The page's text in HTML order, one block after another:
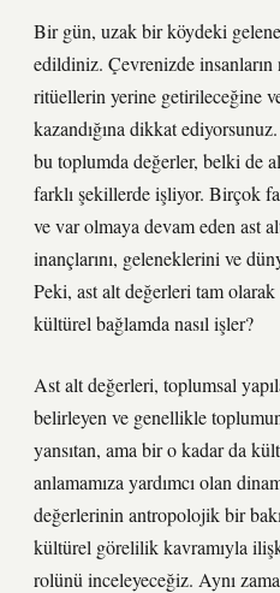
Bir gün, uzak bir köydeki
edildiniz. Çevrenizde insanların
ritüellerin yerine getirileceğine
kazandığına dikkat
bu toplumda değerler, belki de
farklı şekillerde işliyor. Birçok
ve var olmaya devam eden ast
inançlarını, geleneklerini ve
Peki, ast alt değerleri tam
kültürel bağlamda nasıl işler?
Ast alt değerleri, toplumsal
belirleyen ve genellikle
yansıtan, ama bir o kadar da
anlamamıza yardımcı olan
değerlerinin antropolojik bir
kültürel görelilik kavramıyla
rolünü inceleyeceğiz. Aynı